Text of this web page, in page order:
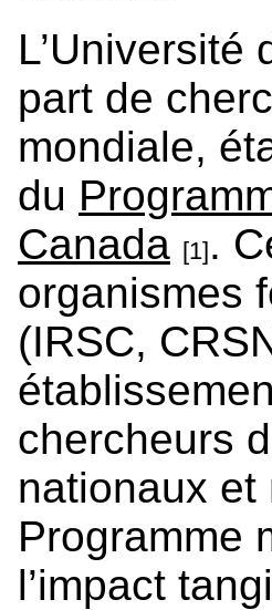
part de
mondiale,
du
Canada [1].
organismes
(IRSC,
chercheurs
nationaux et
Programme
l’impact